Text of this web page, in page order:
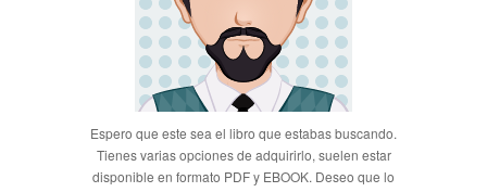
Espero que este sea el libro que estabas buscando.
Tienes varias opciones de adquirirlo, suelen estar
disponible en formato PDF y EBOOK. Deseo que lo